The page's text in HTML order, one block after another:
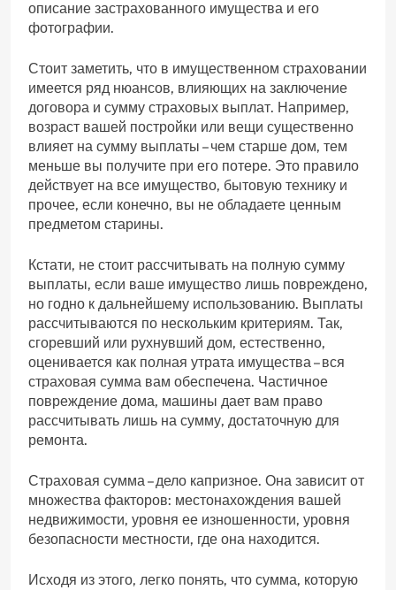
описание застрахованного имущества и его
фотографии.
Стоит заметить, что в имущественном страховании
имеется ряд нюансов, влияющих на заключение
договора и сумму страховых выплат. Например,
возраст вашей постройки или вещи существенно
влияет на сумму выплаты – чем старше дом, тем
меньше вы получите при его потере. Это правило
действует на все имущество, бытовую технику и
прочее, если конечно, вы не обладаете ценным
предметом старины.
Кстати, не стоит рассчитывать на полную сумму
выплаты, если ваше имущество лишь повреждено,
но годно к дальнейшему использованию. Выплаты
рассчитываются по нескольким критериям. Так,
сгоревший или рухнувший дом, естественно,
оценивается как полная утрата имущества – вся
страховая сумма вам обеспечена. Частичное
повреждение дома, машины дает вам право
рассчитывать лишь на сумму, достаточную для
ремонта.
Страховая сумма – дело капризное. Она зависит от
множества факторов: местонахождения вашей
недвижимости, уровня ее изношенности, уровня
безопасности местности, где она находится.
Исходя из этого, легко понять, что сумма, которую